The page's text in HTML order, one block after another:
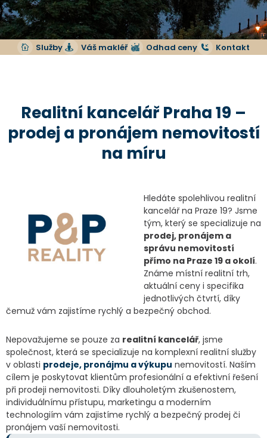
Služby Váš makléř Odhad ceny Kontakt
Realitní kancelář Praha 19 –
prodej a pronájem nemovitostí
na míru
Hledáte spolehlivou realitní
kancelář na Praze 19? Jsme
tým, který se specializuje na
prodej, pronájem a
správu nemovitostí
přímo na Praze 19 a okolí.
Známe místní realitní trh,
aktuální ceny i specifika
jednotlivých čtvrtí, díky
čemuž vám zajistíme rychlý a bezpečný obchod.
Nepovažujeme se pouze za realitní kancelář, jsme
společnost, která se specializuje na komplexní realitní služby
v oblasti prodeje, pronájmu avýkupu nemovitostí. Naším
cílem je poskytovat klientům profesionální a efektivní řešení
při prodeji nemovitosti. Díky dlouholetým zkušenostem,
individuálnímu přístupu, marketingu a moderním
technologiím vám zajistíme rychlý a bezpečný prodej či
pronájem vaší nemovitosti.